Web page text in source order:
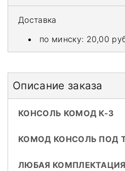
Доставка
по минску: 20,00
Описание заказа
КОНСОЛЬ КОМОД К-3
КОМОД КОНСОЛЬ ПОД
ЛЮБАЯ